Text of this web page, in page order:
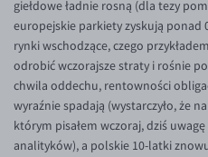
EUR/SEK
EUR/AUD
EUR/BGN
EUR/CAD
EUR/CNY
giełdowe ładnie rosną (dla tezy
europejskie parkiety zyskują ponad
rynki wschodzące, czego
odrobić wczorajsze straty i rośnie
chwila oddechu, rentowności
wyraźnie spadają (wystarczyło, że
którym pisałem wczoraj, dziś
analityków), a polskie 10-latki